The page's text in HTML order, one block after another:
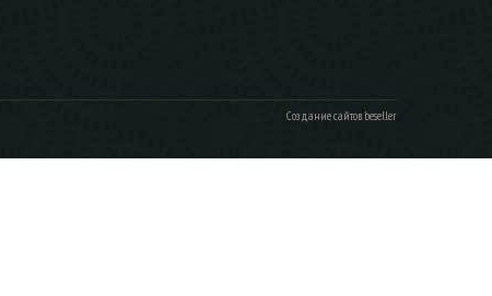
Создание сайтов beseller